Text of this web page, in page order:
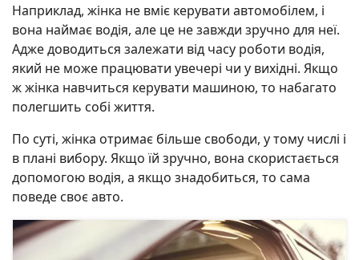
Наприклад, жінка не вміє керувати автомобілем, і
вона наймає водія, але це не завжди зручно для неї.
Адже доводиться залежати від часу роботи водія,
який не може працювати увечері чи у вихідні. Якщо
ж жінка навчиться керувати машиною, то набагато
полегшить собі життя.
По суті, жінка отримає більше свободи, у тому числі і
в плані вибору. Якщо їй зручно, вона скористається
допомогою водія, а якщо знадобиться, то сама
поведе своє авто.